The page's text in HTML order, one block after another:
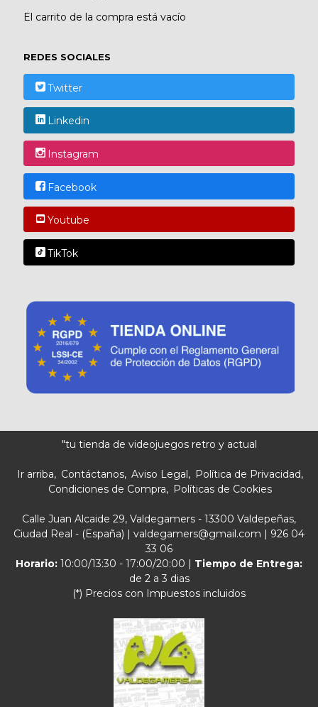
El carrito de la compra está vacío
REDES SOCIALES
Twitter
Linkedin
Instagram
Facebook
Youtube
TikTok
"tu tienda de videojuegos retro y actual
Ir arriba Contáctanos Aviso Legal
Política de Privacidad
Condiciones de Compra
Políticas de Cookies
Calle Juan Alcaide 29, Valdegamers - 13300 Valdepeñas,
Ciudad Real - (España) | valdegamers@gmail.com | 926 04
33 06
Horario: 10:00/13:30 - 17:00/20:00 | Tiempo de Entrega:
de 2 a 3 dias
(*) Precios con Impuestos incluidos